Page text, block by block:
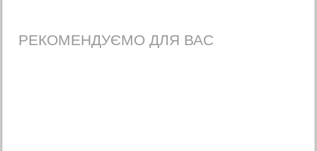
РЕКОМЕНДУЄМО ДЛЯ ВАС